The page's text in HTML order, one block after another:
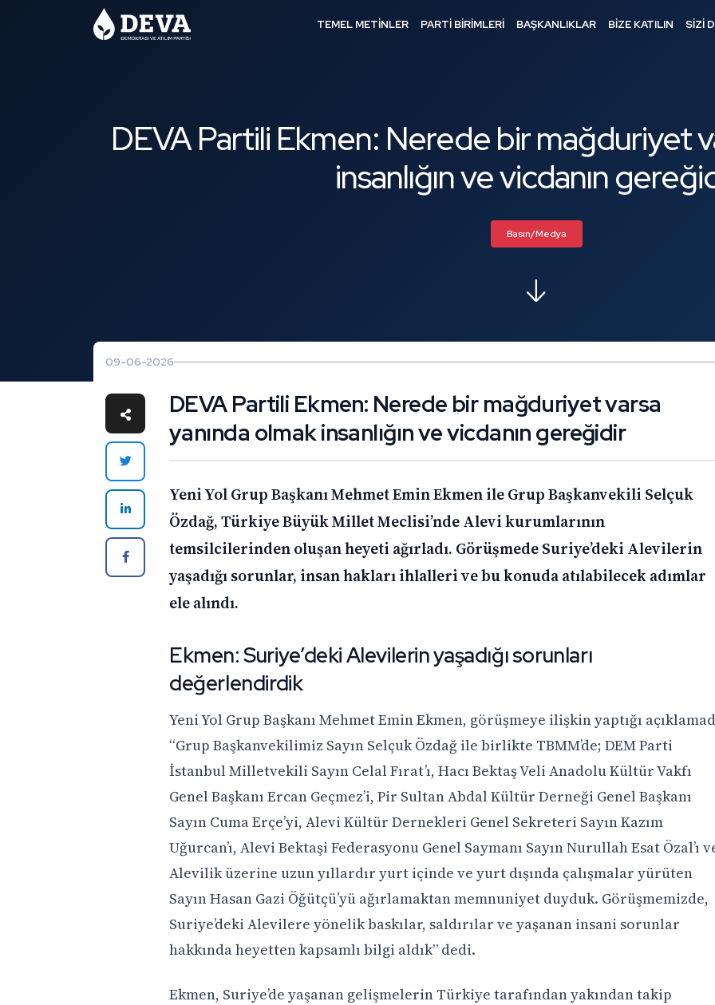
TEMEL METİNLER PARTİ BİRİMLERİ BAŞKANLIKLAR BİZE KATILIN SİZİ
DEVA Partili Ekmen: Nerede bir mağduriyet
insanlığın ve vicdanın
Basın/Medya
09-06-2026
DEVA Partili Ekmen: Nerede bir mağduriyet varsa
yanında olmak insanlığın ve vicdanın gereğidir
Yeni Yol Grup Başkanı Mehmet Emin Ekmen ile Grup Başkanvekili Selçuk
Özdağ, Türkiye Büyük Millet Meclisi’nde Alevi kurumlarının
temsilcilerinden oluşan heyeti ağırladı. Görüşmede Suriye’deki Alevilerin
yaşadığı sorunlar, insan hakları ihlalleri ve bu konuda atılabilecek adımlar
ele alındı.
Ekmen: Suriye’deki Alevilerin yaşadığı sorunları
değerlendirdik
Yeni Yol Grup Başkanı Mehmet Emin Ekmen, görüşmeye ilişkin yaptığı
“Grup Başkanvekilimiz Sayın Selçuk Özdağ ile birlikte TBMM’de; DEM Parti
İstanbul Milletvekili Sayın Celal Fırat’ı, Hacı Bektaş Veli Anadolu Kültür Vakfı
Genel Başkanı Ercan Geçmez’i, Pir Sultan Abdal Kültür Derneği Genel Başkanı
Sayın Cuma Erçe’yi, Alevi Kültür Dernekleri Genel Sekreteri Sayın Kazım
Uğurcan’ı, Alevi Bektaşi Federasyonu Genel Saymanı Sayın Nurullah Esat Özal’ı
Alevilik üzerine uzun yıllardır yurt içinde ve yurt dışında çalışmalar yürüten
Sayın Hasan Gazi Öğütçü’yü ağırlamaktan memnuniyet duyduk. Görüşmemizde,
Suriye’deki Alevilere yönelik baskılar, saldırılar ve yaşanan insani sorunlar
hakkında heyetten kapsamlı bilgi aldık” dedi.
Ekmen, Suriye’de yaşanan gelişmelerin Türkiye tarafından yakından takip